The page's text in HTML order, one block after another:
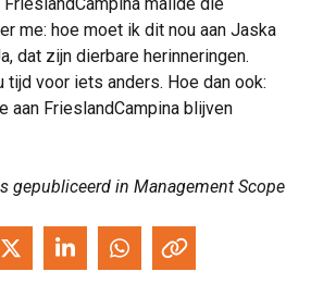
me: hoe moet ik dit nou aan Jaska
dat zijn dierbare herinneringen.
tijd voor iets anders. Hoe dan ook:
aan FrieslandCampina blijven
gepubliceerd in Management Scope